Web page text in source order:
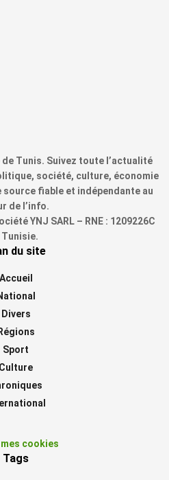
Tunis. Suivez toute l’actualité
société, culture, économie
source fiable et indépendante au
de l’info.
YNJ SARL – RNE : 1209226C
Tunisie.
du site
Accueil
Divers
Régions
Sport
Culture
cookies
Tags